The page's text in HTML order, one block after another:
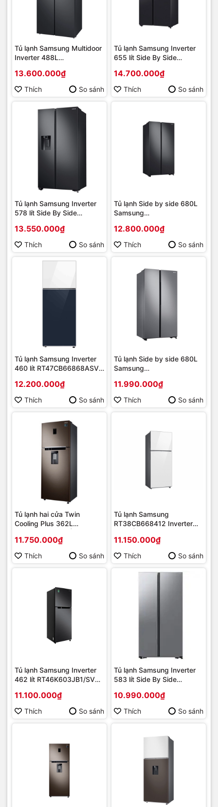
Tủ lạnh Samsung Multidoor
Inverter 488L
2021 | Hàng chính hãng
13.600.000₫
Thích So sánh
Tủ lạnh Samsung Inverter
655 lít Side By Side
| Hàng chính hãng
14.700.000₫
Thích So sánh
Tủ lạnh Samsung Inverter
578 lít Side By Side
chính hãng
13.550.000₫
Thích So sánh
Tủ lạnh Side by side 680L
Samsung
Inverter,MODEL MỚI 2019 |
Hàng chính hãng
12.800.000₫
Thích So sánh
Tủ lạnh Samsung Inverter
460 lít RT47CB66868ASV |
12.200.000₫
Thích So sánh
Tủ lạnh Side by side 680L
Samsung
Inverter, MODEL MỚI 2019
| Hàng chính hãng
11.990.000₫
Thích So sánh
Tủ lạnh hai cửa Twin
Cooling Plus 362L
chính hãng
11.750.000₫
Thích So sánh
Tủ lạnh Samsung
RT38CB668412 Inverter
11.150.000₫
Thích So sánh
Tủ lạnh Samsung Inverter
462 lít RT46K603JB1/SV
hãng
11.100.000₫
Thích So sánh
Tủ lạnh Samsung Inverter
583 lít Side By Side
2024 | Hàng chính hãng
10.990.000₫
Thích So sánh